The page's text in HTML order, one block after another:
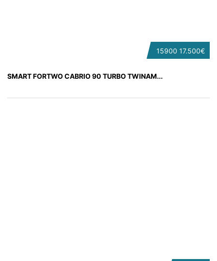
15900 17.500€
SMART FORTWO CABRIO 90 TURBO TWINAM...